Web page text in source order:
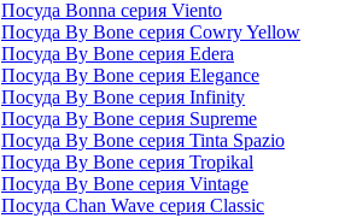
Посуда Bonna серия Viento
Посуда By Bone серия Cowry Yellow
Посуда By Bone серия Edera
Посуда By Bone серия Elegance
Посуда By Bone серия Infinity
Посуда By Bone серия Supreme
Посуда By Bone серия Tinta Spazio
Посуда By Bone серия Tropikal
Посуда By Bone серия Vintage
Посуда Chan Wave серия Classic